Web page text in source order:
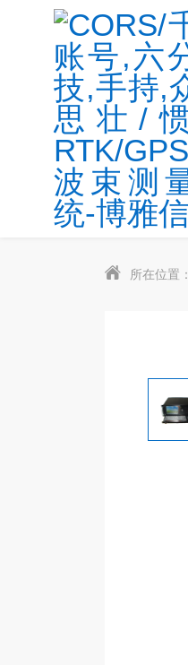
所在位置：